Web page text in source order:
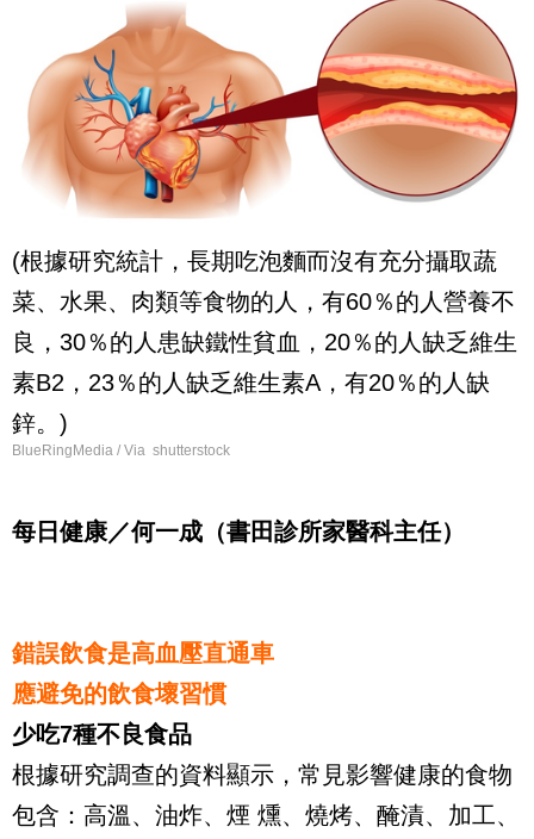
(根據研究統計，長期吃泡麵而沒有充分攝取蔬
菜、水果、肉類等食物的人，有60％的人營養不
良，30％的人患缺鐵性貧血，20％的人缺乏維生
素B2，23％的人缺乏維生素A，有20％的人缺
鋅。)
BlueRingMedia / Via shutterstock
每日健康／何一成（書田診所家醫科主任）
錯誤飲食是高血壓直通車
應避免的飲食壞習慣
少吃7種不良食品
根據研究調查的資料顯示，常見影響健康的食物
包含：高溫、油炸、煙 燻、燒烤、醃漬、加工、